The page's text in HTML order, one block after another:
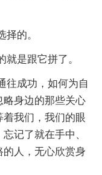
的。
是跟它拼了。
成功，如何为自
略身边的那些关心
我们，我们的眼
记了就在手中、
人，无心欣赏身